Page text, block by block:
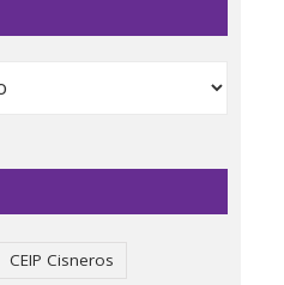
CEIP Cisneros